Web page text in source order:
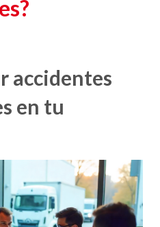
accidentes
en tu